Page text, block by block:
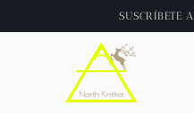
al
SUSCRÍBETE A